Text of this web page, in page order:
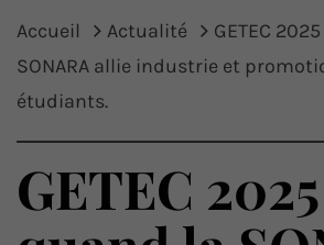
Accueil Actualité
GETEC
SONARA allie industrie et
étudiants.
GETEC